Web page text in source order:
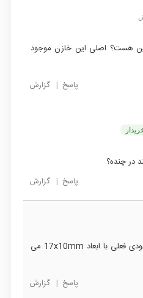
هست؟ اصلی این خازن موجود
پاسخ | گزارش
در چنده؟
پاسخ | گزارش
سلام، موجودی فعلی با ابعاد 17x10mm می
پاسخ | گزارش